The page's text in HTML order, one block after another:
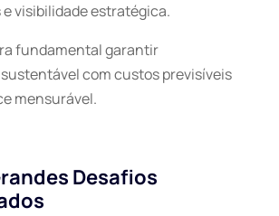
visibilidade estratégica.
fundamental garantir
com custos previsíveis
mensurável.
Desafios